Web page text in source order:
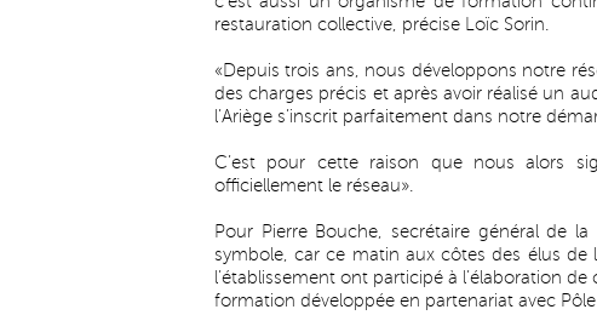
restauration collective, précise Loïc Sorin.
«Depuis trois ans, nous développons notre
des charges précis et après avoir réalisé un
l’Ariège s’inscrit parfaitement dans notre
C’est pour cette raison que nous alors
officiellement le réseau».
Pour Pierre Bouche, secrétaire général de
symbole, car ce matin aux côtes des élus de
l’établissement ont participé à l’élaboration
formation développée en partenariat avec Pôle